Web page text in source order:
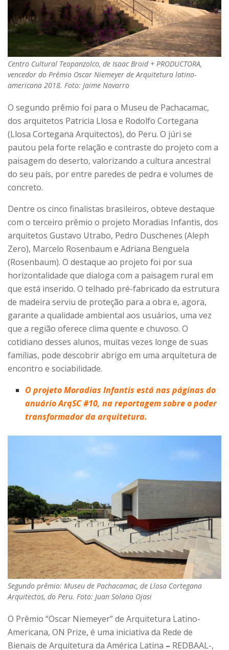
Centro Cultural Teopanzolco, de Isaac Broid + PRODUCTORA,
vencedor do Prêmio Oscar Niemeyer de Arquitetura latino-
americana 2018. Foto: Jaime Navarro
O segundo prêmio foi para o Museu de Pachacamac,
dos arquitetos Patricia Llosa e Rodolfo Cortegana
(Llosa Cortegana Arquitectos), do Peru. O júri se
pautou pela forte relação e contraste do projeto com a
paisagem do deserto, valorizando a cultura ancestral
do seu país, por entre paredes de pedra e volumes de
concreto.
Dentre os cinco finalistas brasileiros, obteve destaque
com o terceiro prêmio o projeto Moradias Infantis, dos
arquitetos Gustavo Utrabo, Pedro Duschenes (Aleph
Zero), Marcelo Rosenbaum e Adriana Benguela
(Rosenbaum). O destaque ao projeto foi por sua
horizontalidade que dialoga com a paisagem rural em
que está inserido. O telhado pré-fabricado da estrutura
de madeira serviu de proteção para a obra e, agora,
garante a qualidade ambiental aos usuários, uma vez
que a região oferece clima quente e chuvoso. O
cotidiano desses alunos, muitas vezes longe de suas
famílias, pode descobrir abrigo em uma arquitetura de
encontro e sociabilidade.
O projeto Moradias Infantis está nas páginas do
anuário ArqSC #10, na reportagem sobre o poder
transformador da arquitetura.
Segundo prêmio: Museu de Pachacamac, de Llosa Cortegana
Arquitectos, do Peru. Foto: Juan Solano Ojasi
O Prêmio “Oscar Niemeyer” de Arquitetura Latino-
Americana, ON Prize, é uma iniciativa da Rede de
Bienais de Arquitetura da América Latina – REDBAAL-,